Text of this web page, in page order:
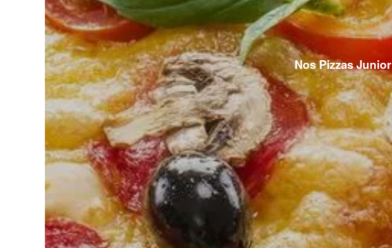
Nos Pizzas Junior